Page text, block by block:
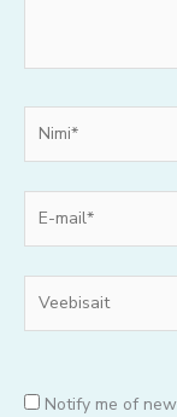
mail*
Notify me of